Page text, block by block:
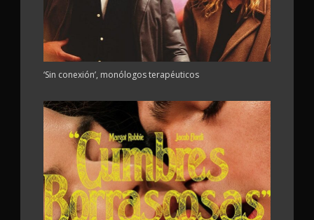
‘Sin conexión’, monólogos terapéuticos